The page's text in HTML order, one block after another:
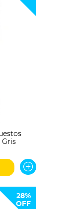
Gris
28%
OFF